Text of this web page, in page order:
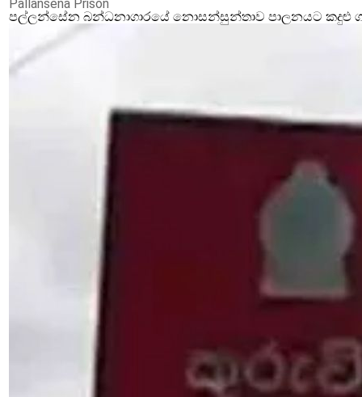
Pallansena Prison
පල්ලන්සේන බන්ධනාගාරයේ නොසන්සුන්තාව පාලනයට කදුළු